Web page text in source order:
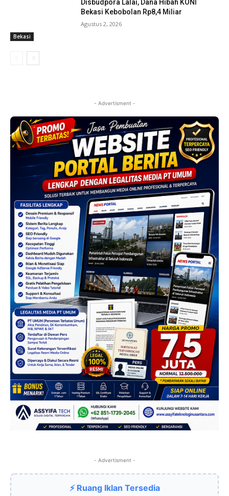
Bekasi
Disbudpora Lalai, Dana Hibah KONI
Bekasi Kebobolan Rp8,4 Miliar
Agustus 2, 2026
- Advertisment -
- Advertisment -
⚡ Ruang Iklan Tersedia